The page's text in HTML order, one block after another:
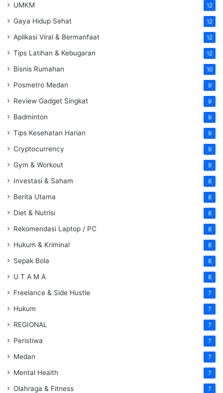
UMKM 12
Gaya Hidup Sehat 12
Aplikasi Viral & Bermanfaat 12
Tips Latihan & Kebugaran 12
Bisnis Rumahan 10
Posmetro Medan 9
Review Gadget Singkat 9
Badminton 9
Tips Kesehatan Harian 9
Cryptocurrency 9
Gym & Workout 9
Investasi & Saham 8
Berita Utama 8
Diet & Nutrisi 8
Rekomendasi Laptop / PC 8
Hukum & Kriminal 8
Sepak Bola 8
U T A M A 8
Freelance & Side Hustle 7
Hukum 7
REGIONAL 7
Peristiwa 7
Medan 7
Mental Health 7
Olahraga & Fitness 7